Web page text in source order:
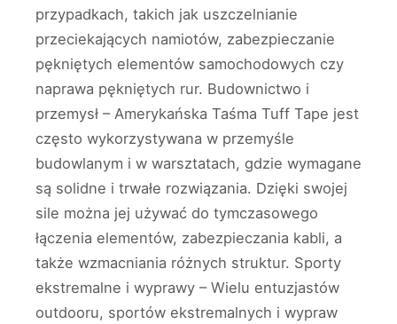
przypadkach, takich jak uszczelnianie
przeciekających namiotów, zabezpieczanie
pękniętych elementów samochodowych czy
naprawa pękniętych rur. Budownictwo i
przemysł – Amerykańska Taśma Tuff Tape jest
często wykorzystywana w przemyśle
budowlanym i w warsztatach, gdzie wymagane
są solidne i trwałe rozwiązania. Dzięki swojej
sile można jej używać do tymczasowego
łączenia elementów, zabezpieczania kabli, a
także wzmacniania różnych struktur. Sporty
ekstremalne i wyprawy – Wielu entuzjastów
outdooru, sportów ekstremalnych i wypraw